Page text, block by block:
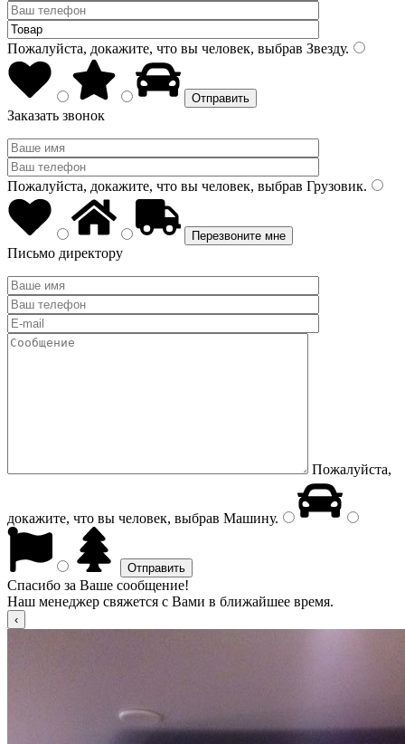
Пожалуйста, докажите, что вы человек, выбрав Звезду.
Заказать звонок
Пожалуйста, докажите, что вы человек, выбрав Грузовик.
Письмо директору
Пожалуйста,
докажите, что вы человек, выбрав Машину.
Спасибо за Ваше сообщение!
Наш менеджер свяжется с Вами в ближайшее время.